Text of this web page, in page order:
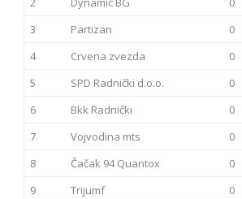
3
Partizan 0
4
Crvena zvezda 0
5
SPD Radnički d.o.o. 0
6
Bkk Radnički 0
7
Vojvodina mts 0
8
Čačak 94 Quantox 0
9
Trijumf 0